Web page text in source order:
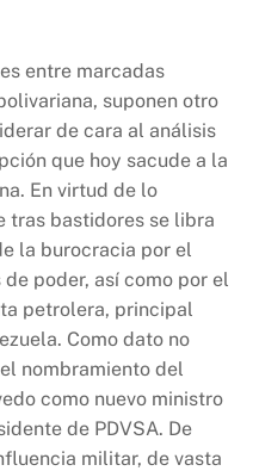
entre marcadas
suponen otro
de cara al análisis
que hoy sacude a la
En virtud de lo
tras bastidores se libra
la burocracia por el
poder, así como por el
petrolera, principal
Como dato no
nombramiento del
como nuevo ministro
de PDVSA. De
militar, de vasta